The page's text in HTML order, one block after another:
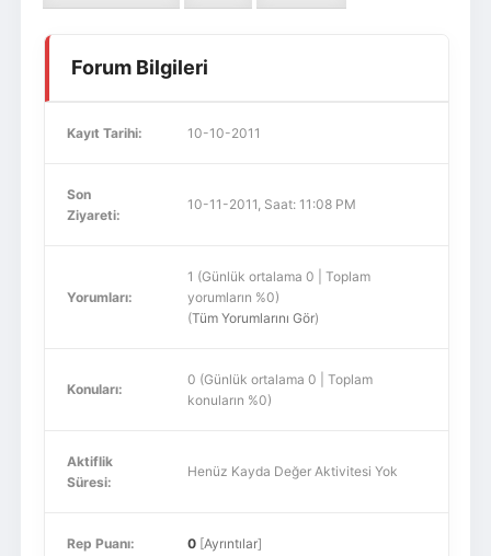
Forum Bilgileri
Kayıt Tarihi: 10-10-2011
Son
Ziyareti:
10-11-2011, Saat: 11:08 PM
Yorumları:
1 (Günlük ortalama 0 | Toplam
yorumların %0)
(Tüm Yorumlarını Gör)
Konuları:
0 (Günlük ortalama 0 | Toplam
konuların %0)
Aktiflik
Süresi:
Henüz Kayda Değer Aktivitesi Yok
Rep Puanı: 0[Ayrıntılar]